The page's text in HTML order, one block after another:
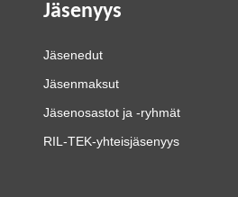
Jäsenyys
Jäsenedut
Jäsenmaksut
Jäsenosastot ja -ryhmät
RIL-TEK-yhteisjäsenyys